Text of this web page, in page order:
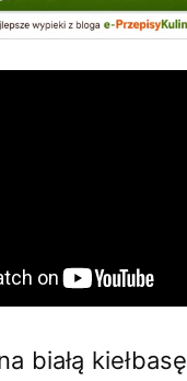
białą kiełbasę